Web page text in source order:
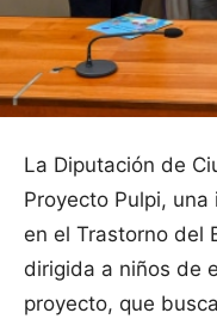
La Diputación de
Proyecto Pulpi,
en el Trastorno del
dirigida a niños de
proyecto, que